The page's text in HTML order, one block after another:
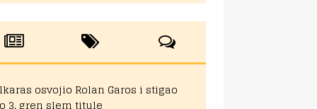
osvojio Rolan Garos i stigao
3. gren slem titule